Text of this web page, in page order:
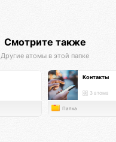
Смотрите также
Другие атомы в этой папке
Контакты
3 атома
Папка